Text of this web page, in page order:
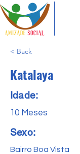
< Back
Katalaya
Idade:
10 Meses
Sexo:
Bairro Boa Vista